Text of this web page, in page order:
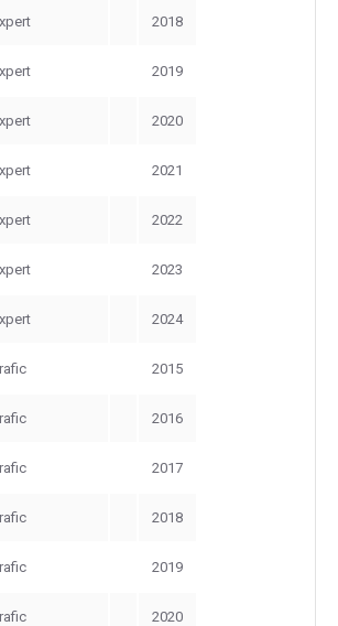
2018
2019
2020
2021
2022
2023
2024
2015
2016
2017
2018
2019
2020